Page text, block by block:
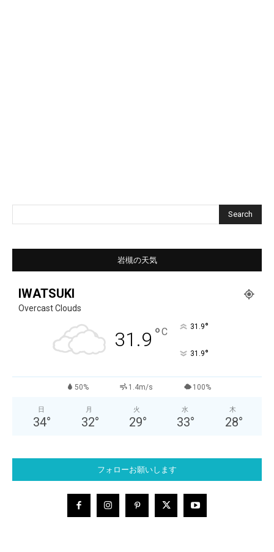
Search
岩槻の天気
IWATSUKI
Overcast Clouds
31.9 °C 31.9°
31.9°
50% 1.4m/s 100%
日
34°
月
32°
火
29°
水
33°
木
28°
フォローお願いします